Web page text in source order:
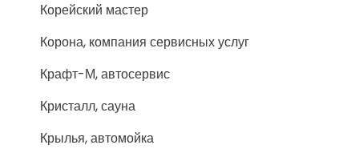
Корейский мастер
Корона, компания сервисных услуг
Крафт-М, автосервис
Кристалл, сауна
Крылья, автомойка